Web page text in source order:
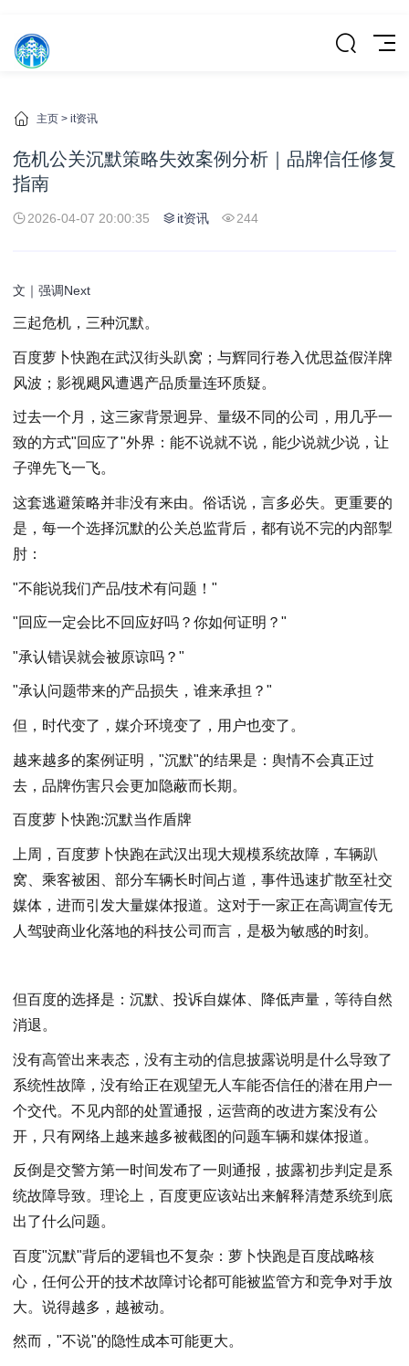
主页 > it资讯
危机公关沉默策略失效案例分析｜品牌信任修复
指南
2026-04-07 20:00:35 it资讯 244
文｜强调Next
三起危机，三种沉默。
百度萝卜快跑在武汉街头趴窝；与辉同行卷入优思益假洋牌
风波；影视飓风遭遇产品质量连环质疑。
过去一个月，这三家背景迥异、量级不同的公司，用几乎一
致的方式"回应了"外界：能不说就不说，能少说就少说，让
子弹先飞一飞。
这套逃避策略并非没有来由。俗话说，言多必失。更重要的
是，每一个选择沉默的公关总监背后，都有说不完的内部掣
肘：
"不能说我们产品/技术有问题！"
"回应一定会比不回应好吗？你如何证明？"
"承认错误就会被原谅吗？"
"承认问题带来的产品损失，谁来承担？"
但，时代变了，媒介环境变了，用户也变了。
越来越多的案例证明，"沉默"的结果是：舆情不会真正过
去，品牌伤害只会更加隐蔽而长期。
百度萝卜快跑:沉默当作盾牌
上周，百度萝卜快跑在武汉出现大规模系统故障，车辆趴
窝、乘客被困、部分车辆长时间占道，事件迅速扩散至社交
媒体，进而引发大量媒体报道。这对于一家正在高调宣传无
人驾驶商业化落地的科技公司而言，是极为敏感的时刻。
但百度的选择是：沉默、投诉自媒体、降低声量，等待自然
消退。
没有高管出来表态，没有主动的信息披露说明是什么导致了
系统性故障，没有给正在观望无人车能否信任的潜在用户一
个交代。不见内部的处置通报，运营商的改进方案没有公
开，只有网络上越来越多被截图的问题车辆和媒体报道。
反倒是交警方第一时间发布了一则通报，披露初步判定是系
统故障导致。理论上，百度更应该站出来解释清楚系统到底
出了什么问题。
百度"沉默"背后的逻辑也不复杂：萝卜快跑是百度战略核
心，任何公开的技术故障讨论都可能被监管方和竞争对手放
大。说得越多，越被动。
然而，"不说"的隐性成本可能更大。